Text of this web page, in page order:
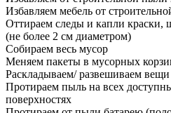
Избавляем мебель от
Оттираем следы и капли краски,
(не более 2 см диаметром)
Собираем весь мусор
Меняем пакеты в мусорных
Раскладываем/ развешиваем вещи
Протираем пыль на всех
поверхностях